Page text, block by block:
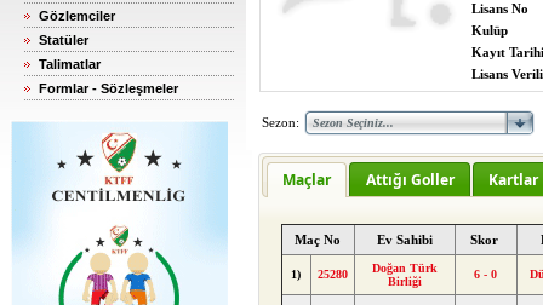
Gözlemciler
Statüler
Talimatlar
Formlar - Sözleşmeler
Lisans No
Kulüp
Kayıt Tarihi
Lisans
Sezon:
Maçlar Attığı Goller Kartlar
Maç No Ev Sahibi Skor
1) 25280
Doğan Türk
Birliği
6 - 0